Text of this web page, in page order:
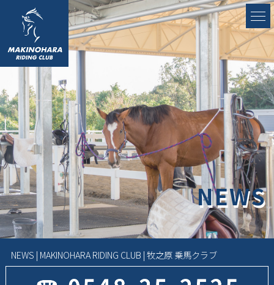
NEWS
NEWS | MAKINOHARA RIDING CLUB | 牧之原 乗馬クラブ